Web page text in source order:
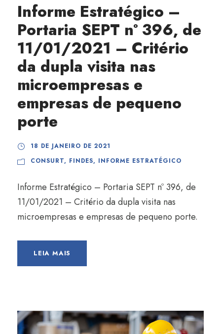
Informe Estratégico –
Portaria SEPT nº 396, de
11/01/2021 – Critério
da dupla visita nas
microempresas e
empresas de pequeno
porte
18 DE JANEIRO DE 2021
CONSURT, FINDES, INFORME ESTRATÉGICO
Informe Estratégico – Portaria SEPT nº 396, de
11/01/2021 – Critério da dupla visita nas
microempresas e empresas de pequeno porte.
LEIA MAIS